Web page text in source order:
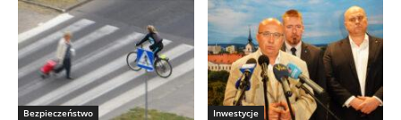
Bezpieczeństwo Inwestycje